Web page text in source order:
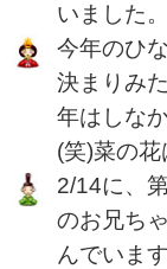
いました
今年のひ
決まりみ
年はしな
(笑)菜の
2/14に、
のお兄ち
んでいま